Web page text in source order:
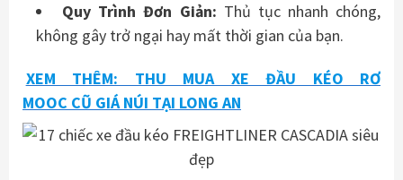
Quy Trình Đơn Giản: Thủ tục nhanh chóng,
không gây trở ngại hay mất thời gian của bạn.
XEM THÊM: THU MUA XE ĐẦU KÉO RƠ
MOOC CŨ GIÁ NÚI TẠI LONG AN